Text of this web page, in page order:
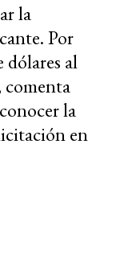
la
Por
dólares al
comenta
la
en